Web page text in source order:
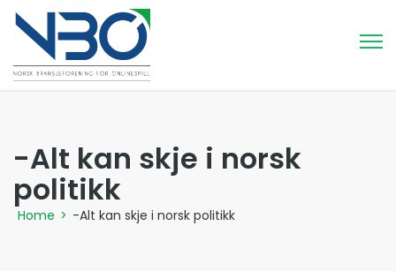
-Alt kan skje i norsk
politikk
Home > -Alt kan skje i norsk politikk